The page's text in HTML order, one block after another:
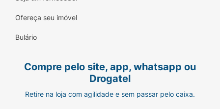
Ofereça seu imóvel
Bulário
Compre pelo site, app, whatsapp ou
Drogatel
Retire na loja com agilidade e sem passar pelo caixa.